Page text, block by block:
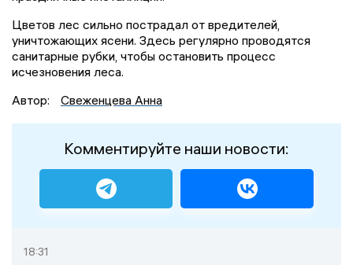
Цветов лес сильно пострадал от вредителей,
уничтожающих ясени. Здесь регулярно проводятся
санитарные рубки, чтобы остановить процесс
исчезновения леса.
Автор:
Свеженцева Анна
Комментируйте наши новости:
18:31